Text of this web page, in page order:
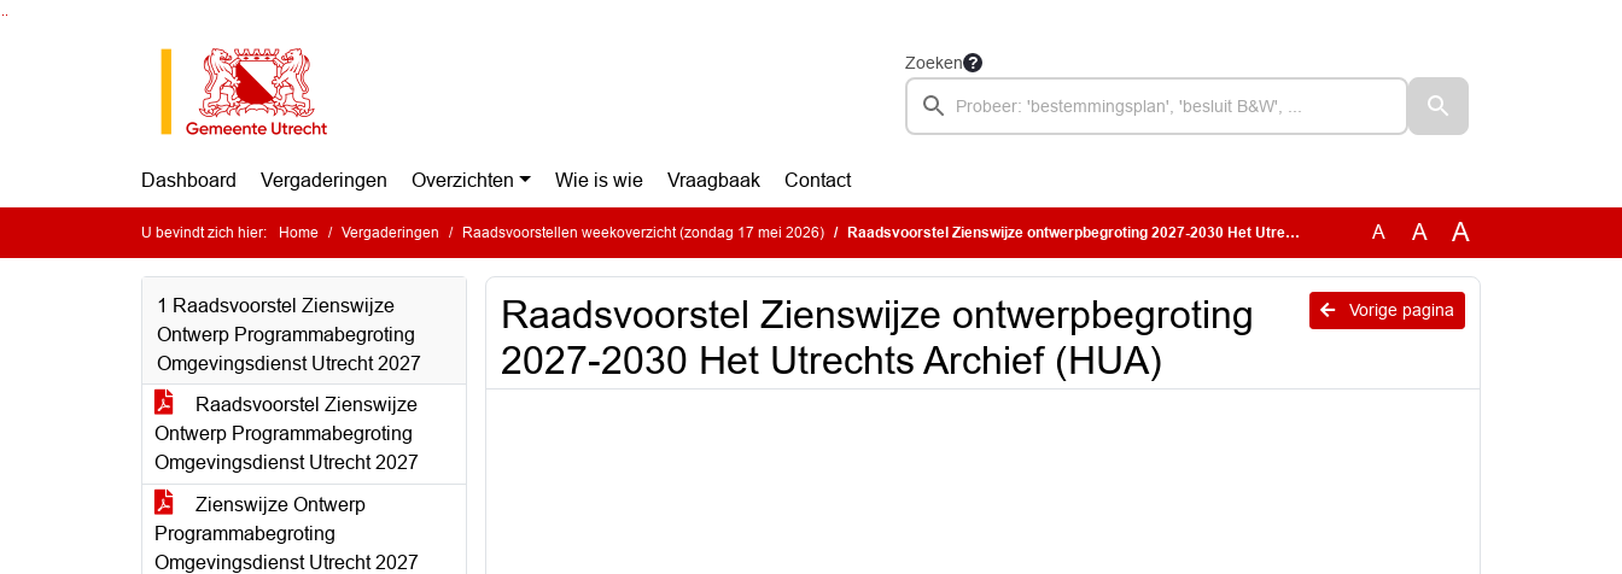
Zoeken
Dashboard Vergaderingen Overzichten Wie is wie Vraagbaak Contact
U bevindt zich hier: Home Vergaderingen Raadsvoorstellen weekoverzicht (zondag 17 mei 2026) Raadsvoorstel Zienswijze ontwerpbegroting 2027-2030 Het Utrechts Archief (HUA) A A A
1 Raadsvoorstel Zienswijze
Ontwerp Programmabegroting
Omgevingsdienst Utrecht 2027
Raadsvoorstel Zienswijze
Ontwerp Programmabegroting
Omgevingsdienst Utrecht 2027
Zienswijze Ontwerp
Programmabegroting
Omgevingsdienst Utrecht 2027
Vorige pagina
Raadsvoorstel Zienswijze ontwerpbegroting
2027-2030 Het Utrechts Archief (HUA)